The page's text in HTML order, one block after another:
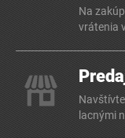
Na
vrátenia
lacnými